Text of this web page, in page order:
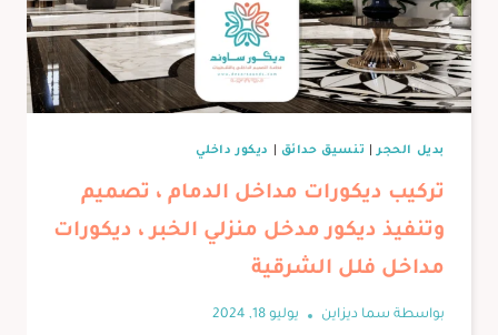
بديل الحجر| تنسيق حدائق ديكور داخلي
تركيب ديكورات مداخل الدمام ، تصميم
وتنفيذ ديكور مدخل منزلي الخبر ، ديكورات
مداخل فلل الشرقية
بواسطة سما ديزاين يوليو 18, 2024